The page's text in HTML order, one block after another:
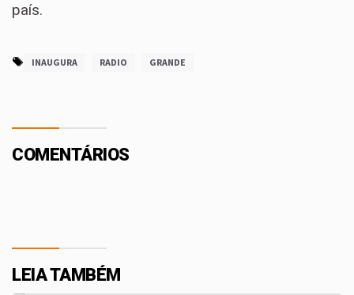
país.
INAUGURA RADIO GRANDE
COMENTÁRIOS
LEIA TAMBÉM